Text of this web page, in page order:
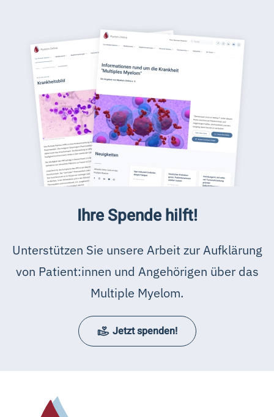
Ihre Spende hilft!
Unterstützen Sie unsere Arbeit zur Aufklärung
von Patient:innen und Angehörigen über das
Multiple Myelom.
Jetzt spenden!